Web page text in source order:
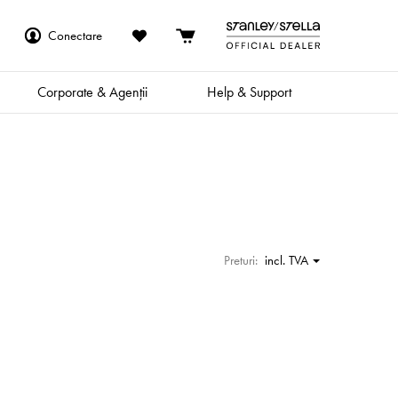
Conectare
Corporate & Agenții Help & Support
Preturi: incl. TVA